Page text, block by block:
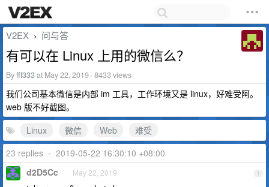
V2EX › 问与答
有可以在 Linux 上用的微信么？
Byfff333at May 22, 2019 · 8433 views
我们公司基本微信是内部 im 工具，工作环境又是 linux，好难受阿。
web 版不好截图。
Linux
微信 Web
难受
23 replies • 2019-05-22 16:30:10 +08:00
1
d2D5Cc May 22, 2019